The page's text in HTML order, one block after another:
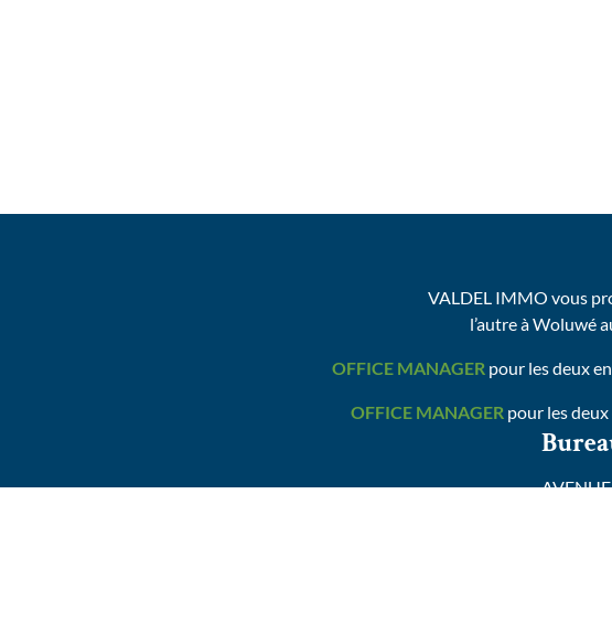
VALDEL IMMO vous
l’autre à Woluwé
OFFICE MANAGER pour les deux
OFFICE MANAGERpour les deux